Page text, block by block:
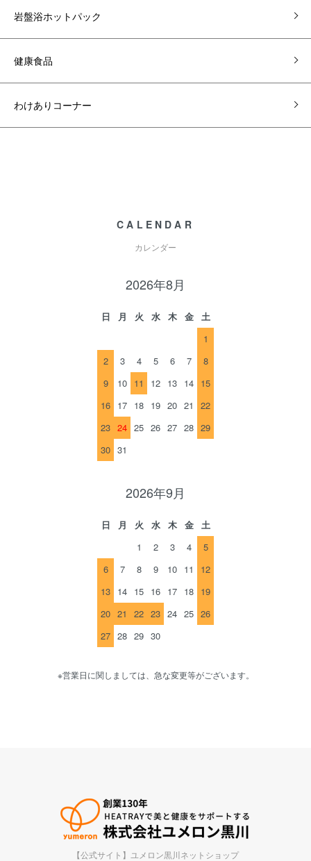
岩盤浴ホットパック
健康食品
わけありコーナー
CALENDAR
カレンダー
2026年8月
日 月 火 水 木 金
土
1
2
3 4 5 6 7
8
9
10 11 12 13 14 15
16 17 18 19 20 21
22
23 24 25 26 27 28 29
30 31
2026年9月
日 月 火 水 木 金
土
1
2 3 4
5
6
7 8 9 10 11
12
13 14 15 16 17 18 19
20 21 22 23 24 25 26
27 28 29 30
※営業日に関しましては、急な変更等がございます。
【公式サイト】ユメロン黒川ネットショップ